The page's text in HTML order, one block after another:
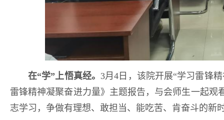
在“学”上悟真经。 3月4日，该院开展“学习雷锋
雷锋精神凝聚奋进力量》主题报告，与会师生一起
志学习，争做有理想、敢担当、能吃苦、肯奋斗的新